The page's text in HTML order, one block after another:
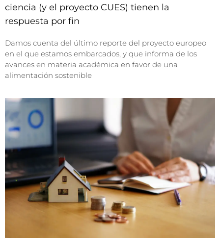
ciencia (y el proyecto CUES) tienen la
respuesta por fin
Damos cuenta del último reporte del proyecto europeo
en el que estamos embarcados, y que informa de los
avances en materia académica en favor de una
alimentación sostenible